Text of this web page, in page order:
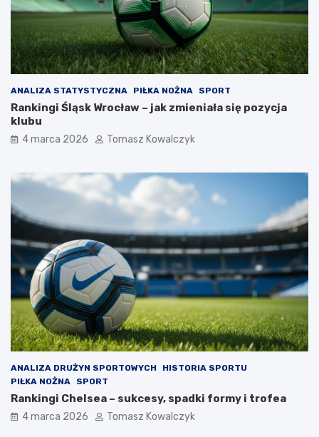
ANALIZA STATYSTYCZNA PIŁKA NOŻNA SPORT
Rankingi Śląsk Wrocław – jak zmieniała się pozycja
klubu
4 marca 2026 Tomasz Kowalczyk
ANALIZA DRUŻYN SPORTOWYCH
HISTORIA SPORTU
PIŁKA NOŻNA
SPORT
Rankingi Chelsea – sukcesy, spadki formy i trofea
4 marca 2026 Tomasz Kowalczyk